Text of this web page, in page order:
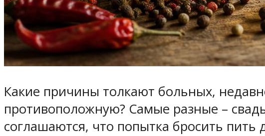
Какие причины толкают больных,
противоположную? Самые разные –
соглашаются, что попытка бросить